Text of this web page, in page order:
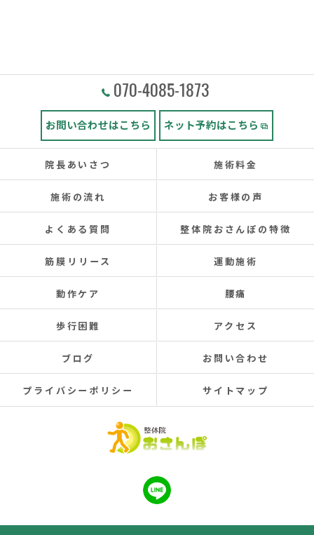
070-4085-1873
お問い合わせはこちら ネット予約はこちら
院長あいさつ 施術料金
施術の流れ お客様の声
よくある質問 整体院おさんぽの特徴
筋膜リリース 運動施術
動作ケア 腰痛
歩行困難 アクセス
ブログ お問い合わせ
プライバシーポリシー サイトマップ